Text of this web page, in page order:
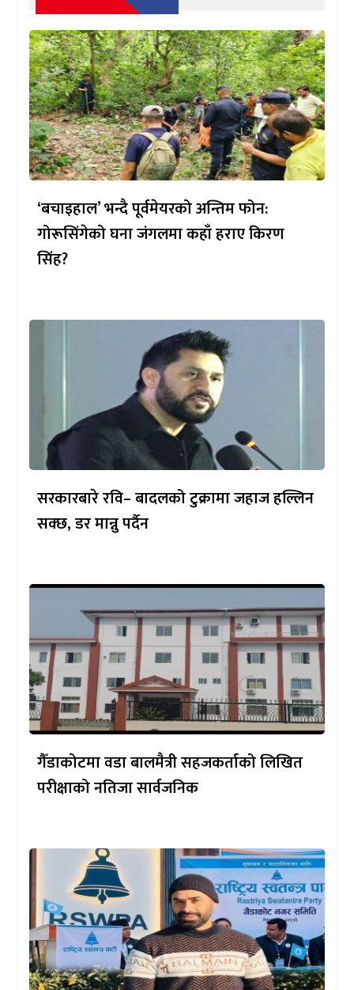
‘बचाइहाल’ भन्दै पूर्वमेयरको अन्तिम फोन:
गोरूसिंगेको घना जंगलमा कहाँ हराए किरण
सिंह?
सरकारबारे रवि– बादलको टुक्रामा जहाज हल्लिन
सक्छ, डर मान्नु पर्दैन
गैँडाकोटमा वडा बालमैत्री सहजकर्ताको लिखित
परीक्षाको नतिजा सार्वजनिक